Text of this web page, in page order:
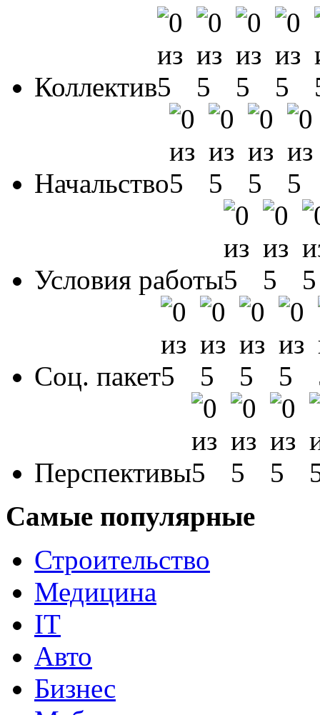
Коллектив
Начальство
Условия работы
Соц. пакет
Перспективы
Самые популярные
Строительство
Медицина
IT
Авто
Бизнес